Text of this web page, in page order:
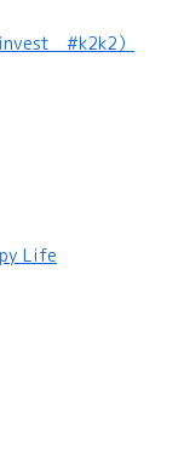
invest #k2k2）
Life